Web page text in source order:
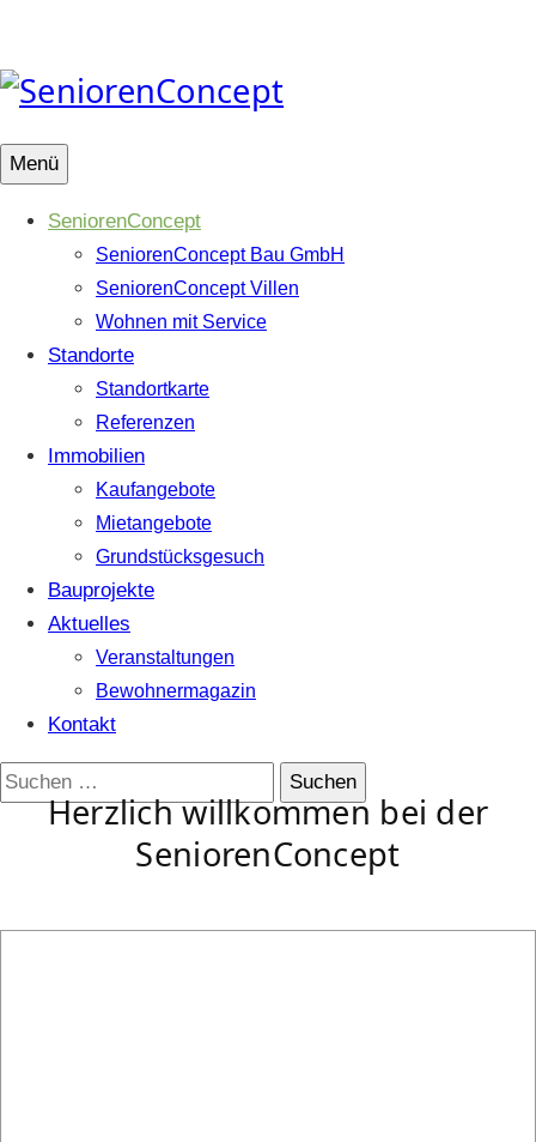
Inhalt
Menü
SeniorenConcept
SeniorenConcept Bau GmbH
SeniorenConcept Villen
Wohnen mit Service
Standorte
Standortkarte
Referenzen
Immobilien
Kaufangebote
Mietangebote
Grundstücksgesuch
Bauprojekte
Aktuelles
Veranstaltungen
Bewohnermagazin
Kontakt
Suchen
nach:Herzlich willkommen bei der
SeniorenConcept